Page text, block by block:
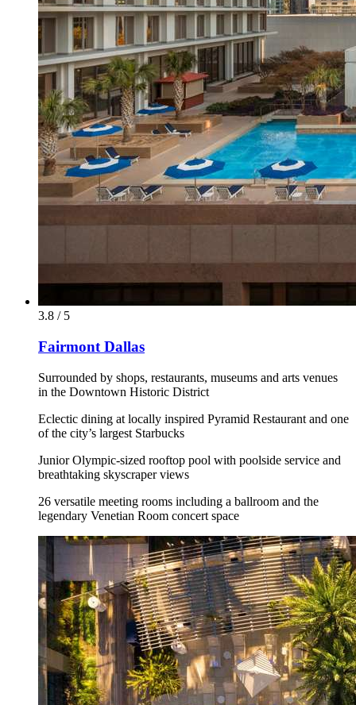
3.8 / 5
Fairmont Dallas
Surrounded by shops, restaurants, museums and arts venues
in the Downtown Historic District
Eclectic dining at locally inspired Pyramid Restaurant and one
of the city’s largest Starbucks
Junior Olympic-sized rooftop pool with poolside service and
breathtaking skyscraper views
26 versatile meeting rooms including a ballroom and the
legendary Venetian Room concert space